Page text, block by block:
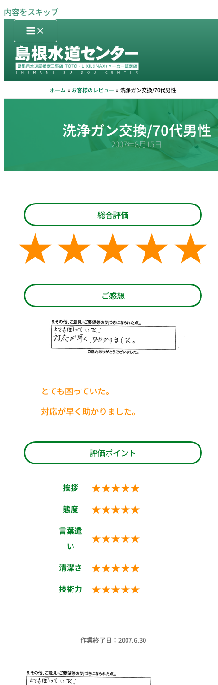
内容をスキップ
ホーム お客様のレビュー 洗浄ガン交換/70代男性
洗浄ガン交換/70代男性
2007年8月15日
総合評価
ご感想
とても困っていた。
対応が早く助かりました。
評価ポイント
挨拶 ★★★★★
態度 ★★★★★
言葉遣
い
★★★★★
清潔さ ★★★★★
技術力 ★★★★★
作業終了日：2007.6.30